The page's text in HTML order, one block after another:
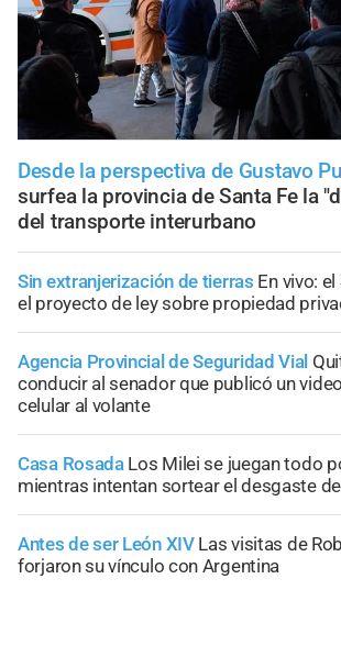
Desde la perspectiva de Gustavo
surfea la provincia de Santa Fe la
del transporte interurbano
Sin extranjerización de tierras En vivo:
el proyecto de ley sobre propiedad
Agencia Provincial de Seguridad Vial
conducir al senador que publicó un
celular al volante
Casa Rosada Los Milei se juegan todo
mientras intentan sortear el desgaste
Antes de ser León XIV Las visitas de
forjaron su vínculo con Argentina